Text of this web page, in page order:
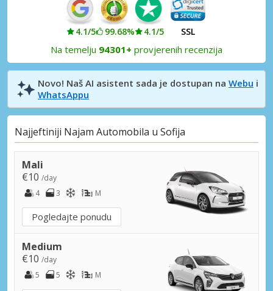
4.1/5 99.68% 4.1/5 SSL
Na temelju 94301+ provjerenih recenzija
Novo! Naš AI asistent sada je dostupan na Webu i
WhatsAppu
Najjeftiniji Najam Automobila u Sofija
Mali
€10 /day
4
3 M
Pogledajte ponudu
Medium
€10 /day
5
5 M